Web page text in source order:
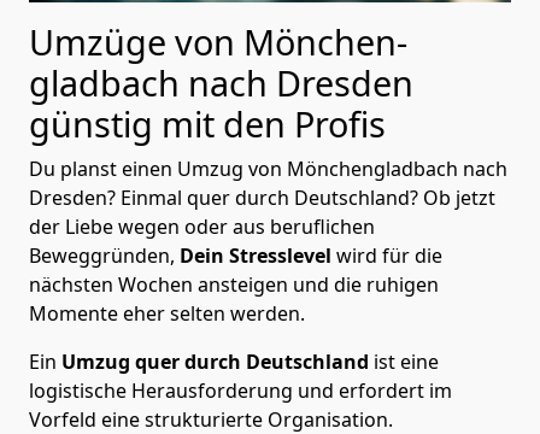
Umzüge von Mönchen­
gladbach nach Dresden
günstig mit den Profis
Du planst einen Umzug von Mönchen­gladbach nach
Dresden? Einmal quer durch Deutschland? Ob jetzt
der Liebe wegen oder aus beruflichen
Beweggründen, Dein Stresslevel wird für die
nächsten Wochen ansteigen und die ruhigen
Momente eher selten werden.
Ein Umzug quer durch Deutschland ist eine
logistische Herausforderung und erfordert im
Vorfeld eine strukturierte Organisation.